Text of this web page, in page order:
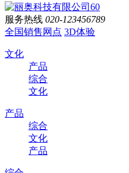
服务热线 020-123456789
全国销售网点 3D体验
文化
产品
综合
文化
产品
综合
文化
产品